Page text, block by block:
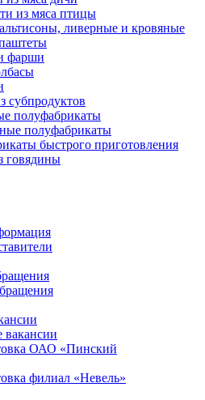
из мяса птицы
ливерные и кровяные
фарши
субпродуктов
полуфабрикаты
полуфабрикаты
быстрого приготовления
говядины
вакансии
ОАО «Пинский
филиал «Невель»